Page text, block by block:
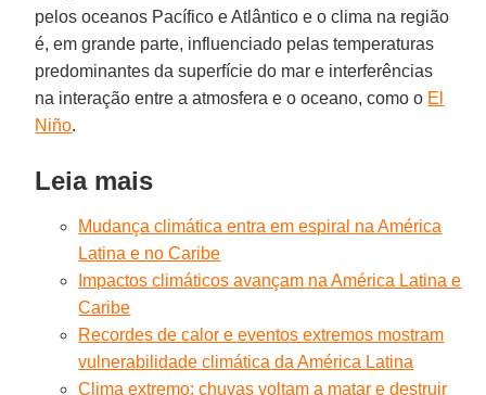
pelos oceanos Pacífico e Atlântico e o clima na região
é, em grande parte, influenciado pelas temperaturas
predominantes da superfície do mar e interferências
na interação entre a atmosfera e o oceano, como o El
Niño.
Leia mais
Mudança climática entra em espiral na América
Latina e no Caribe
Impactos climáticos avançam na América Latina e
Caribe
Recordes de calor e eventos extremos mostram
vulnerabilidade climática da América Latina
Clima extremo: chuvas voltam a matar e destruir